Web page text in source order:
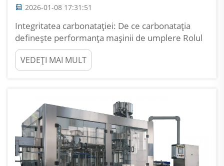
2026-01-08 17:31:51
Integritatea carbonatației: De ce carbonatația
definește performanța mașinii de umplere Rolul
esențial al prevenirii pierderii CO₂ pentru calitatea
produsului și durata de valabilitate Păstrarea
nivelurilor de CO₂ stabile este absolut esențială
VEDEȚI MAI MULT